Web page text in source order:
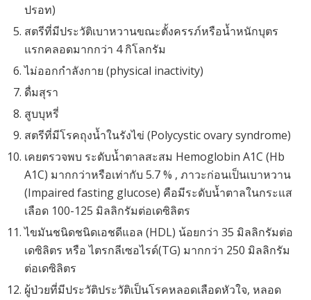
ปรอท)
สตรีที่มีประวัติเบาหวานขณะตั้งครรภ์หรือน้ำหนักบุตร
แรกคลอดมากกว่า 4 กิโลกรัม
ไม่ออกกำลังกาย (physical inactivity)
ดื่มสุรา
สูบบุหรี่
สตรีที่มีโรคถุงน้ำในรังไข่ (Polycystic ovary syndrome)
เคยตรวจพบ ระดับน้ำตาลสะสม Hemoglobin A1C (Hb
A1C) มากกว่าหรือเท่ากับ 5.7 % , ภาวะก่อนเป็นเบาหวาน
(Impaired fasting glucose) คือมีระดับน้ำตาลในกระแส
เลือด 100-125 มิลลิกรัมต่อเดซิลิตร
ไขมันชนิดชนิดเอชดีแอล (HDL) น้อยกว่า 35 มิลลิกรัมต่อ
เดซิลิตร หรือ ไตรกลีเซอไรด์(TG) มากกว่า 250 มิลลิกรัม
ต่อเดซิลิตร
ผู้ป่วยที่มีประวัติประวัติเป็นโรคหลอดเลือดหัวใจ, หลอด